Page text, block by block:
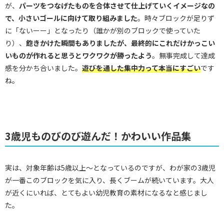
が、 パーツをつなげたものを合体させて仕上げていくイメージなの
で、小さいゴールに向けて取り組みました。時々ブロックが足りず
に「ないーー」となったり（誰かが別のブロックで使っていた
り）、 飽きかけた瞬間もありましたが、最終的にこれだけかっこい
いものが作れると思うとワクワクが勝ったよう。無事完成して達成
感を分かち合いました。 遊びを通した集中力って本当にすごいです
ね。
3歳児ものびのび遊んだ！かわいい作品集
実は、対象年齢は5歳以上～となっているのですが、わが家の3歳児
が一番このブロックを気に入り、長くブームが続いています。大人
が近くにいれば、とてもよい幼児教育の素材になるなと感じまし
た。